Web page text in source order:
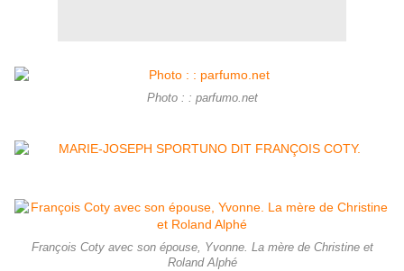
Photo : : parfumo.net
François Coty avec son épouse, Yvonne. La mère de Christine et
Roland Alphé